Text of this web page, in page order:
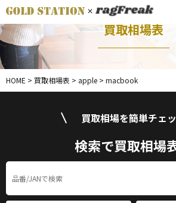
買取相場表
HOME > 買取相場表 > apple > macbook
買取相場を簡単チェ
検索で買取相場